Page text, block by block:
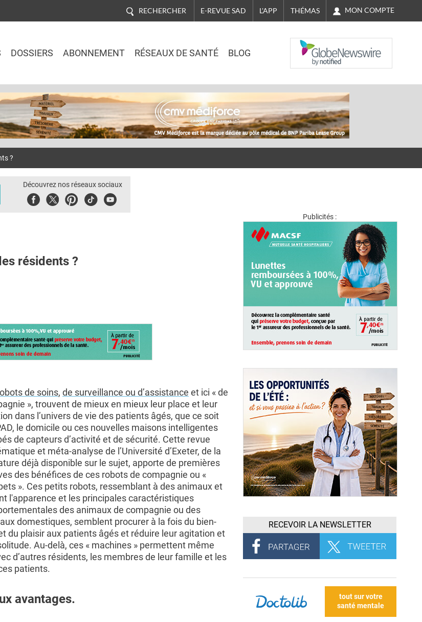
RECHERCHER E-REVUE SAD L'APP THÉMAS MON COMPTE
DOSSIERS ABONNEMENT RÉSEAUX DE SANTÉ BLOG
NASDAQ
?
Découvrez nos réseaux sociaux
FacebookTwitterPinterest
TiktokYoubute
résidents ?
de soins, de surveillance ou d’assistance et ici « de
», trouvent de mieux en mieux leur place et leur
dans l’univers de vie des patients âgés, que ce soit
le domicile ou ces nouvelles maisons intelligentes
de capteurs d’activité et de sécurité. Cette revue
et méta-analyse de l’Université d’Exeter, de la
déjà disponible sur le sujet, apporte de premières
des bénéfices de ces robots de compagnie ou «
». Ces petits robots, ressemblant à des animaux et
l'apparence et les principales caractéristiques
des animaux de compagnie ou des
domestiques, semblent procurer à la fois du bien-
du plaisir aux patients âgés et réduire leur agitation et
Au-delà, ces « machines » permettent même
d’autres résidents, les membres de leur famille et les
patients.
avantages.
Publicités :
RECEVOIR LA NEWSLETTER
tout sur votre
santé mentale